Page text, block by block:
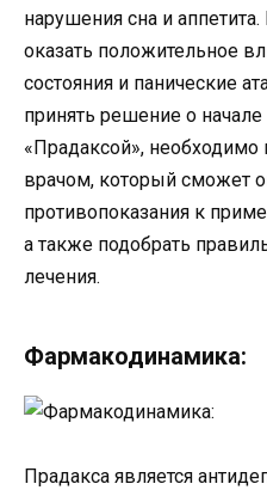
нарушения сна и
оказать положительное
состояния и панические
принять решение о начале
«Прадаксой», необходимо
врачом, который сможет
противопоказания к
а также подобрать
лечения.
Фармакодинамика:
Прадакса является